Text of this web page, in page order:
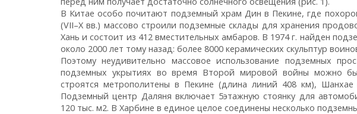
В Китае особо почитают подземный храм Дин в Пекине, где
(VII–X вв.) массово строили подземные склады для хранения
Хань и состоит из 412 вместительных амбаров. В 1974 г. найден
около 2000 лет тому назад: более 8000 керамических скульптур
Поэтому неудивительно массовое использование подземных
подземных укрытиях во время Второй мировой войны можно
строятся метрополитены в Пекине (длина линий 408 км),
Подземный центр Даляня включает 5этажную стоянку для
120 тыс. м2. В Харбине в единое целое соединены несколько